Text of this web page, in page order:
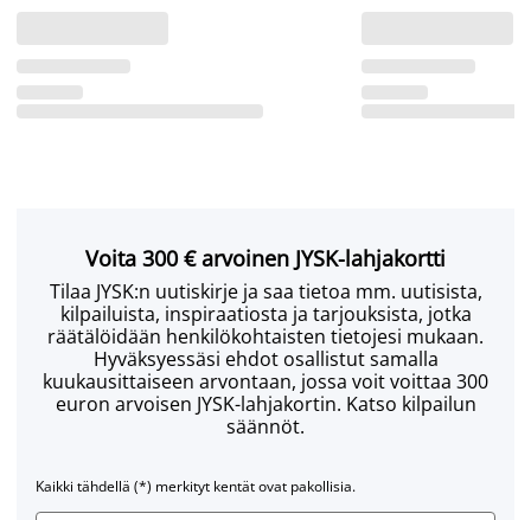
Voita 300 € arvoinen JYSK-lahjakortti
Tilaa JYSK:n uutiskirje ja saa tietoa mm. uutisista,
kilpailuista, inspiraatiosta ja tarjouksista, jotka
räätälöidään henkilökohtaisten tietojesi mukaan.
Hyväksyessäsi ehdot osallistut samalla
kuukausittaiseen arvontaan, jossa voit voittaa 300
euron arvoisen JYSK-lahjakortin. Katso kilpailun
säännöt.
Kaikki tähdellä (*) merkityt kentät ovat pakollisia.